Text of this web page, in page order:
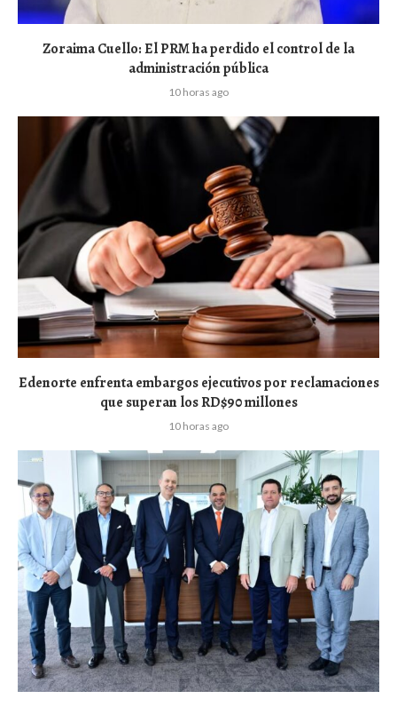
Zoraima Cuello: El PRM ha perdido el control de la
administración pública
10 horas ago
Edenorte enfrenta embargos ejecutivos por reclamaciones
que superan los RD$90 millones
10 horas ago